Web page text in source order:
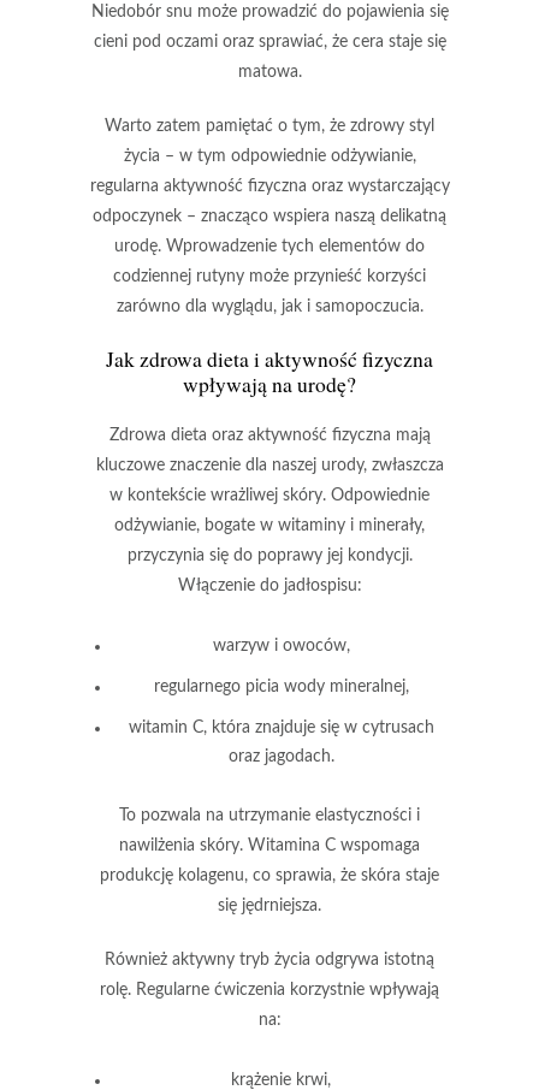
Niedobór snu może prowadzić do pojawienia się
cieni pod oczami oraz sprawiać, że cera staje się
matowa.
Warto zatem pamiętać o tym, że zdrowy styl
życia – w tym odpowiednie odżywianie,
regularna aktywność fizyczna oraz wystarczający
odpoczynek – znacząco wspiera naszą delikatną
urodę. Wprowadzenie tych elementów do
codziennej rutyny może przynieść korzyści
zarówno dla wyglądu, jak i samopoczucia.
Jak zdrowa dieta i aktywność fizyczna
wpływają na urodę?
Zdrowa dieta oraz aktywność fizyczna mają
kluczowe znaczenie dla naszej urody, zwłaszcza
w kontekście wrażliwej skóry. Odpowiednie
odżywianie, bogate w witaminy i minerały,
przyczynia się do poprawy jej kondycji.
Włączenie do jadłospisu:
warzyw i owoców,
regularnego picia wody mineralnej,
witamin C, która znajduje się w cytrusach
oraz jagodach.
To pozwala na utrzymanie elastyczności i
nawilżenia skóry. Witamina C wspomaga
produkcję kolagenu, co sprawia, że skóra staje
się jędrniejsza.
Również aktywny tryb życia odgrywa istotną
rolę. Regularne ćwiczenia korzystnie wpływają
na:
krążenie krwi,